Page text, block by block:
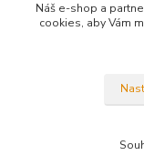
info@dlata.eu
©
Náš e-shop a
cookies, aby Vám